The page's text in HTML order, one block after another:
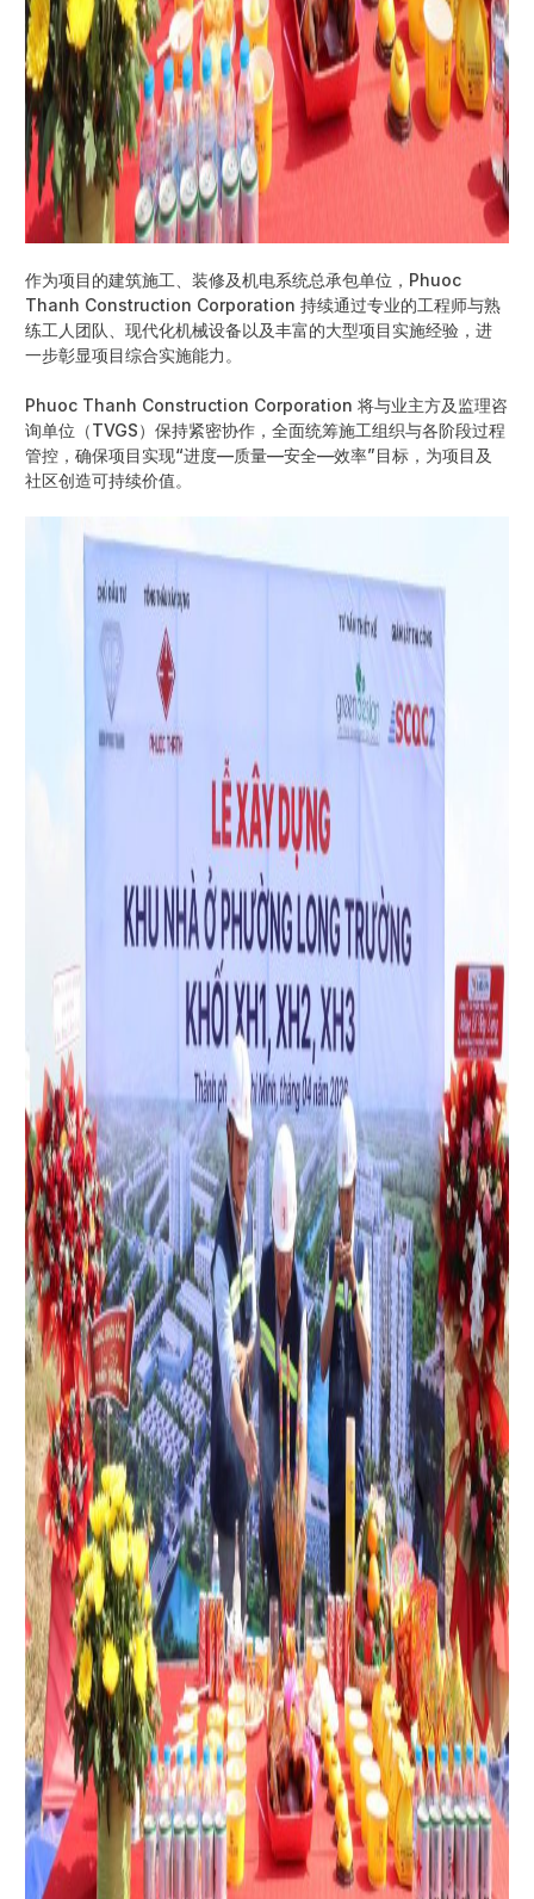
作为项目的建筑施工、装修及机电系统总承包单位，Phuoc
Thanh Construction Corporation 持续通过专业的工程师与熟
练工人团队、现代化机械设备以及丰富的大型项目实施经验，进
一步彰显项目综合实施能力。
Phuoc Thanh Construction Corporation 将与业主方及监理咨
询单位（TVGS）保持紧密协作，全面统筹施工组织与各阶段过程
管控，确保项目实现“进度—质量—安全—效率”目标，为项目及
社区创造可持续价值。